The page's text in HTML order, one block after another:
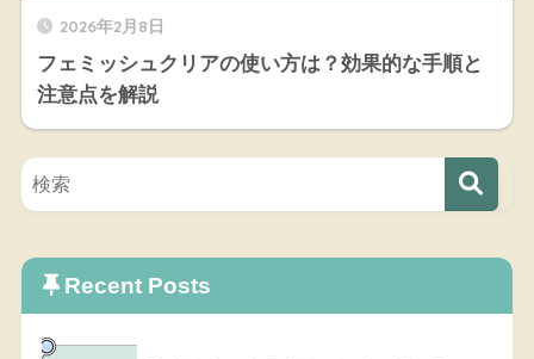
2026年2月8日
フェミッシュクリアの使い方は？効果的な手順と
注意点を解説
Recent Posts